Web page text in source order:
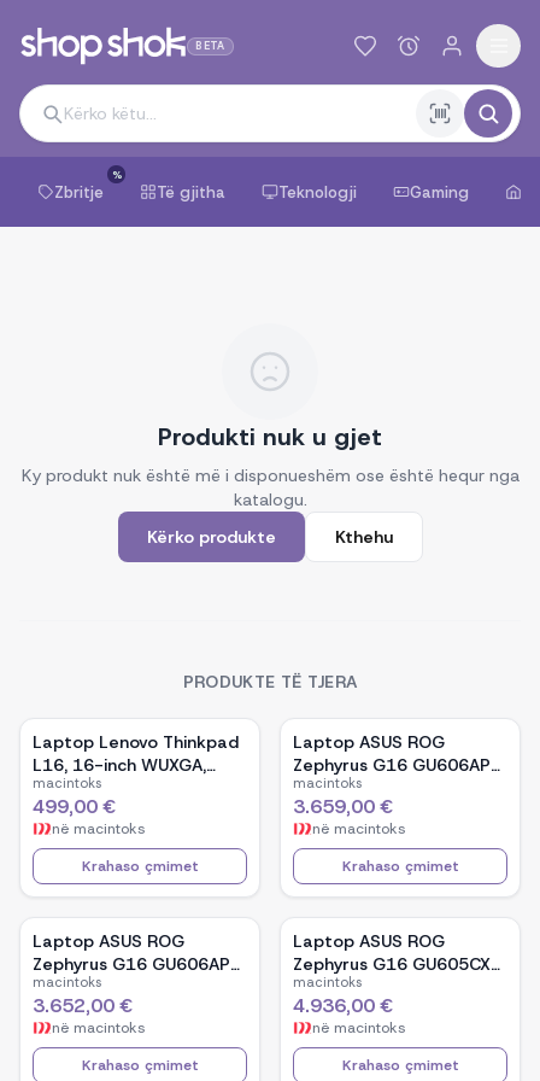
BETA
Zbritje
%
Të gjitha Teknologji Gaming
Produkti nuk u gjet
Ky produkt nuk është më i disponueshëm ose është hequr nga
katalogu.
Kërko produkte
Kthehu
PRODUKTE TË TJERA
Laptop Lenovo Thinkpad
L16, 16-inch WUXGA,
AMD Ryzen 5 Pro-7535U,
16GB Ram DDR5, 512GB
SSD - Black
macintoks
499,00 €
në macintoks
Krahaso çmimet
Laptop ASUS ROG
Zephyrus G16 GU606AP-
TB039W, 16-inch OLED,
Intel Core Ultra 9 386H,
NVIDIA GeForce RTX
5070, 32GB RAM, 1TB
SSD, Windows 11 - White
macintoks
3.659,00 €
në macintoks
Krahaso çmimet
Laptop ASUS ROG
Zephyrus G16 GU606AP-
TB041W, 16-inch OLED,
Intel Core Ultra 9 386H,
NVIDIA GeForce RTX
5070, 32GB RAM, 1TB
macintoks
3.652,00 €
në macintoks
Krahaso çmimet
Laptop ASUS ROG
Zephyrus G16 GU605CX-
QR106W, 16-inch WQXGA
OLED, Intel Core Ultra 9
285H, NVIDIA GeForce
RTX 5090, 32GB RAM,
macintoks
4.936,00 €
në macintoks
Krahaso çmimet